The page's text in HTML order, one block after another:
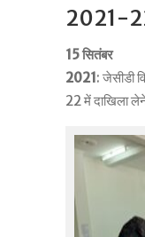
2021-
15 सितंबर
2021: जेसीडी
22 में दाखिला